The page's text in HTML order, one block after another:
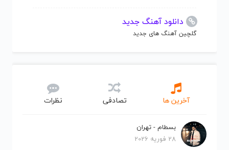
دانلود آهنگ جدید
گلچین آهنگ های جدید
آخرین ها تصادفی نظرات
بسطام - تهران
28 فوریه 2026